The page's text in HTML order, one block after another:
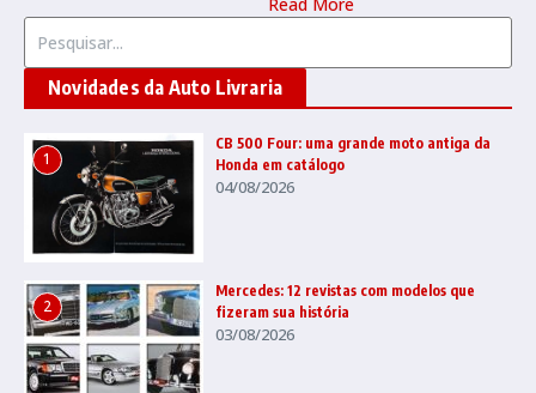
Novidades da Auto Livraria
1
CB 500 Four: uma grande moto antiga da
Honda em catálogo
04/08/2026
2
Mercedes: 12 revistas com modelos que
fizeram sua história
03/08/2026